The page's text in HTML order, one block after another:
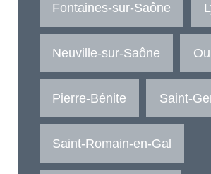
Fontaines-sur-Saône
Neuville-sur-Saône
Pierre-Bénite Saint-
Saint-Romain-en-Gal